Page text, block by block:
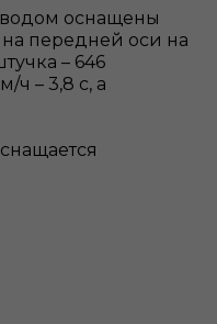
оснащены
передней оси на
– 646
ч – 3,8 с, а